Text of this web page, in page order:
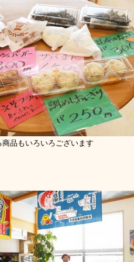
品もいろいろございます